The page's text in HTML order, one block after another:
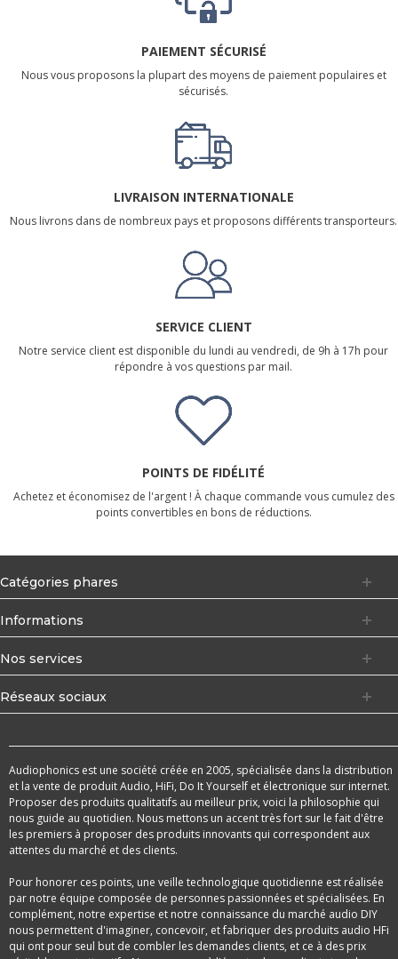
PAIEMENT SÉCURISÉ
Nous vous proposons la plupart des moyens de paiement populaires et
sécurisés.
LIVRAISON INTERNATIONALE
Nous livrons dans de nombreux pays et proposons différents transporteurs.
SERVICE CLIENT
Notre service client est disponible du lundi au vendredi, de 9h à 17h pour
répondre à vos questions par mail.
POINTS DE FIDÉLITÉ
Achetez et économisez de l'argent ! À chaque commande vous cumulez des
points convertibles en bons de réductions.
Catégories phares
Informations
Nos services
Réseaux sociaux
Audiophonics est une société créée en 2005, spécialisée dans la distribution
et la vente de produit Audio, HiFi, Do It Yourself et électronique sur internet.
Proposer des produits qualitatifs au meilleur prix, voici la philosophie qui
nous guide au quotidien. Nous mettons un accent très fort sur le fait d'être
les premiers à proposer des produits innovants qui correspondent aux
attentes du marché et des clients.
Pour honorer ces points, une veille technologique quotidienne est réalisée
par notre équipe composée de personnes passionnées et spécialisées. En
complément, notre expertise et notre connaissance du marché audio DIY
nous permettent d'imaginer, concevoir, et fabriquer des produits audio HFi
qui ont pour seul but de combler les demandes clients, et ce à des prix